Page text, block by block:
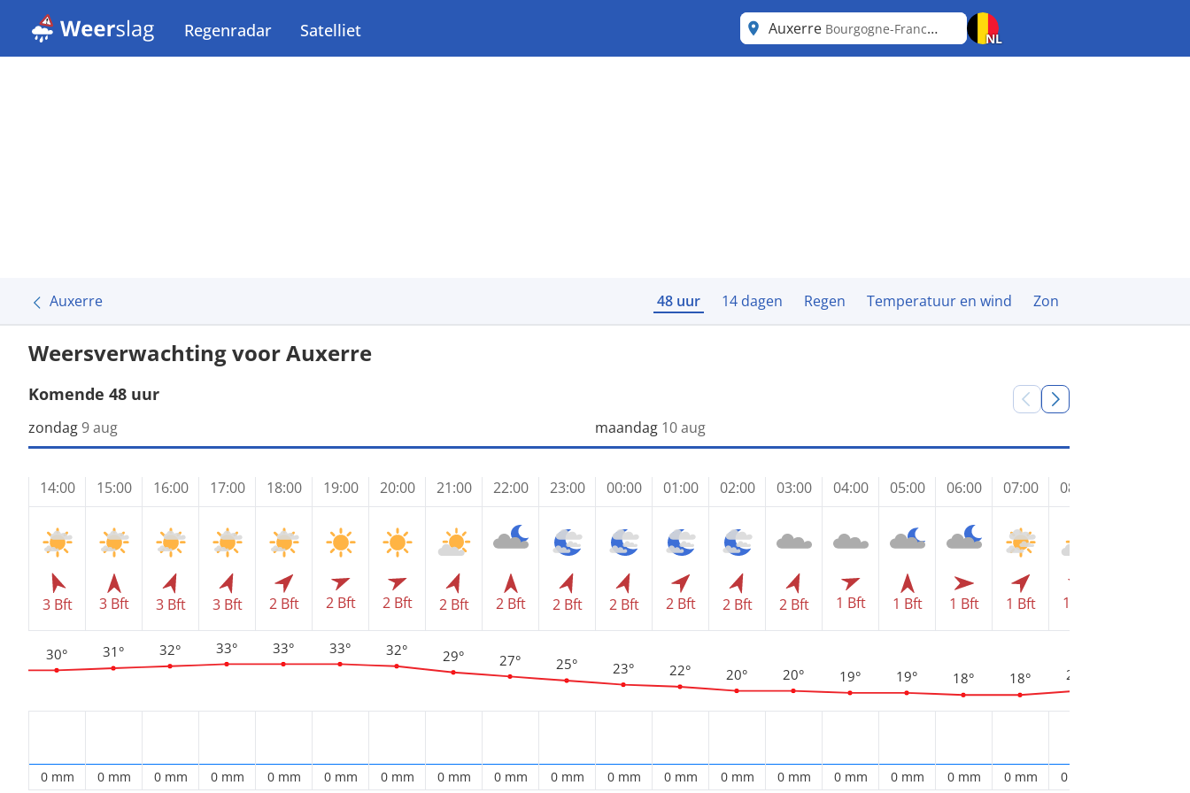
Regenradar Satelliet Auxerre Bourgogne-Franche-Comté
NL
Auxerre 48 uur 14 dagen Regen Temperatuur en wind Zon
Weersverwachting voor Auxerre
Komende 48 uur
zondag9 aug
14:00
3 Bft
30°
0 mm
15:00
3 Bft
31°
0 mm
16:00
3 Bft
32°
0 mm
17:00
3 Bft
33°
0 mm
18:00
2 Bft
33°
0 mm
19:00
2 Bft
33°
0 mm
20:00
2 Bft
32°
0 mm
21:00
2 Bft
29°
0 mm
22:00
2 Bft
27°
0 mm
23:00
2 Bft
25°
0 mm
maandag 10 aug
00:00
2 Bft
23°
0 mm
01:00
2 Bft
22°
0 mm
02:00
2 Bft
20°
0 mm
03:00
2 Bft
20°
0 mm
04:00
1 Bft
19°
0 mm
05:00
1 Bft
19°
0 mm
06:00
1 Bft
18°
0 mm
07:00
1 Bft
18°
0 mm
08:00
1 Bft
20°
0 mm